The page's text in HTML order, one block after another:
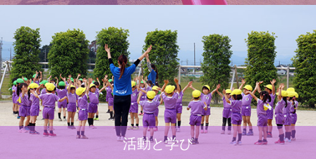
活動と学び